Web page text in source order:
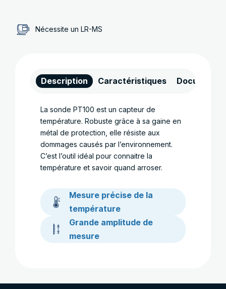
Nécessite un LR-MS
Description Caractéristiques Documents
La sonde PT100 est un capteur de
température. Robuste grâce à sa gaine en
métal de protection, elle résiste aux
dommages causés par l’environnement.
C’est l’outil idéal pour connaitre la
température et savoir quand arroser.
Mesure précise de la
température
Grande amplitude de
mesure